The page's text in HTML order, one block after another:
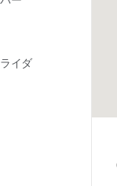
イダ